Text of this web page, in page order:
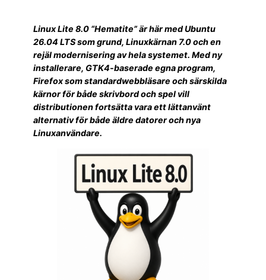
Linux Lite 8.0 “Hematite” är här med Ubuntu
26.04 LTS som grund, Linuxkärnan 7.0 och en
rejäl modernisering av hela systemet. Med ny
installerare, GTK4-baserade egna program,
Firefox som standardwebbläsare och särskilda
kärnor för både skrivbord och spel vill
distributionen fortsätta vara ett lättanvänt
alternativ för både äldre datorer och nya
Linuxanvändare.